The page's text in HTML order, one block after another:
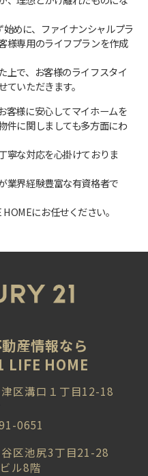
めに、ファイナンシャルプラ
様専用のライフプランを作成
上で、お客様のライフスタイ
いただきます。
客様に安心してマイホームを
件に関しましても多方面にわ
寧な対応を心掛けておりま
業界経験豊富な有資格者で
にお任せください。
産情報なら
LIFE HOME
区溝口１丁目12-18
0651
区池尻3丁目21-28
ル8階